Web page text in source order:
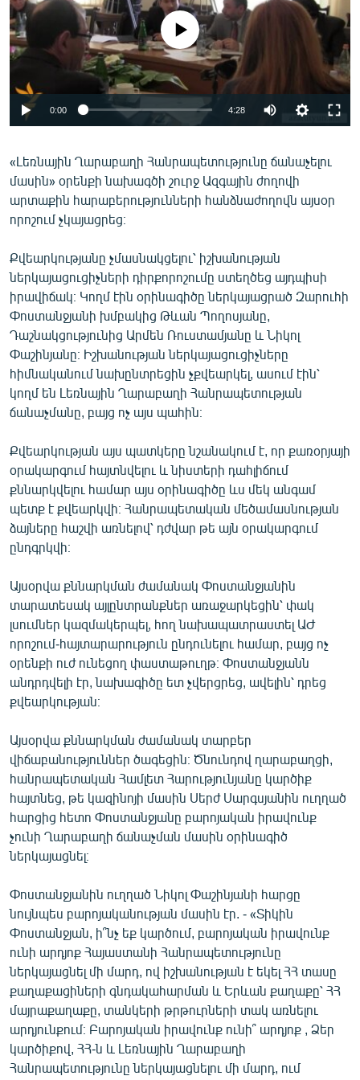
ՄԻՋԱԶԳԱՅԻՆ
ՄՇԱԿՈՒՅԹ
ՄԵԿՆԱԲԱՆՈՒԹՅՈՒՆ
ՏՏ ԵՒ ԻՆՏԵՐՆԵՏ
ԿՈՐՈՆԱՎԻՐՈՒՍ
ԱՐԽԻՎ
ՏԵՍԱՆՅՈՒԹԵՐ
ՁԳՏԵԼՈՎ ԼԱՎԱԳՈՒՅՆԻՆ
ՓՈԴՔԱՍԹ
Հայերեն
English
Русский
ՀԵՏԵՎԵՔ ՄԵԶ
«Ազատության» բոլոր կայքերը
No media source currently available
0:00 4:28
«Լեռնային Ղարաբաղի Հանրապետությունը ճանաչելու
մասին» օրենքի նախագծի շուրջ Ազգային ժողովի
արտաքին հարաբերությունների հանձնաժողովն այսօր
որոշում չկայացրեց։
Քվեարկությանը չմասնակցելու՝ իշխանության
ներկայացուցիչների դիրքորոշումը ստեղծեց այդպիսի
իրավիճակ։ Կողմ էին օրինագիծը ներկայացրած Զարուհի
Փոստանջյանի խմբակից Թևան Պողոսյանը,
Դաշնակցությունից Արմեն Ռուստամյանը և Նիկոլ
Փաշինյանը։ Իշխանության ներկայացուցիչները
հիմնականում նախընտրեցին չքվեարկել, ասում էին՝
կողմ են Լեռնային Ղարաբաղի Հանրապետության
ճանաչմանը, բայց ոչ այս պահին։
Քվեարկության այս պատկերը նշանակում է, որ քառօրյայի
օրակարգում հայտնվելու և նիստերի դահլիճում
քննարկվելու համար այս օրինագիծը ևս մեկ անգամ
պետք է քվեարկվի։ Հանրապետական մեծամասնության
ձայները հաշվի առնելով՝ դժվար թե այն օրակարգում
ընդգրկվի։
Այսօրվա քննարկման ժամանակ Փոստանջյանին
տարատեսակ այլընտրանքներ առաջարկեցին՝ փակ
լսումներ կազմակերպել, հող նախապատրաստել ԱԺ
որոշում-հայտարարություն ընդունելու համար, բայց ոչ
օրենքի ուժ ունեցող փաստաթուղթ։ Փոստանջյանն
անդրդվելի էր, նախագիծը ետ չվերցրեց, ավելին՝ դրեց
քվեարկության։
Այսօրվա քննարկման ժամանակ տարբեր
վիճաբանություններ ծագեցին։ Ծնունդով ղարաբաղցի,
հանրապետական Համլետ Հարությունյանը կարծիք
հայտնեց, թե կազինոյի մասին Սերժ Սարգսյանին ուղղած
հարցից հետո Փոստանջյանը բարոյական իրավունք
չունի Ղարաբաղի ճանաչման մասին օրինագիծ
ներկայացնել։
Փոստանջյանին ուղղած Նիկոլ Փաշինյանի հարցը
նույնպես բարոյականության մասին էր. - «Տիկին
Փոստանջյան, ի՞նչ եք կարծում, բարոյական իրավունք
ունի արդյոք Հայաստանի Հանրապետությունը
ներկայացնել մի մարդ, ով իշխանության է եկել ՀՀ տասը
քաղաքացիների գնդակահարման և Երևան քաղաքը՝ ՀՀ
մայրաքաղաքը, տանկերի թրթուրների տակ առնելու
արդյունքում։ Բարոյական իրավունք ունի՞ արդյոք , Ձեր
կարծիքով, ՀՀ-ն և Լեռնային Ղարաբաղի
Հանրապետությունը ներկայացնելու մի մարդ, ում